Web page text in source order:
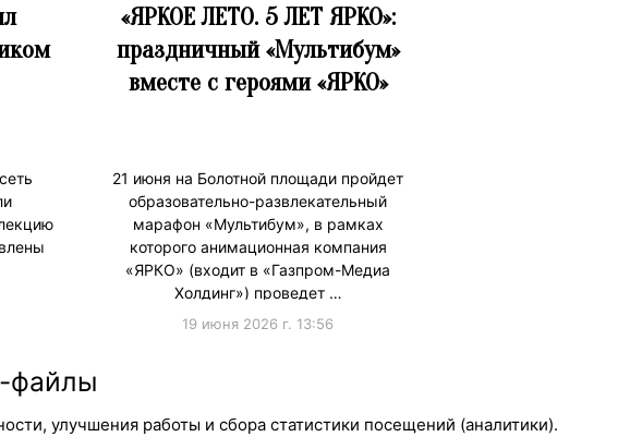
«ЯРКОЕ ЛЕТО. 5 ЛЕТ ЯРКО»:
праздничный «Мультибум»
вместе с героями «ЯРКО»
21 июня на Болотной площади пройдет
образовательно-развлекательный
марафон «Мультибум», в рамках
которого анимационная компания
«ЯРКО» (входит в «Газпром-Медиа
Холдинг») проведет …
19 июня 2026 г. 13:56
файлы
улучшения работы и сбора статистики посещений (аналитики).